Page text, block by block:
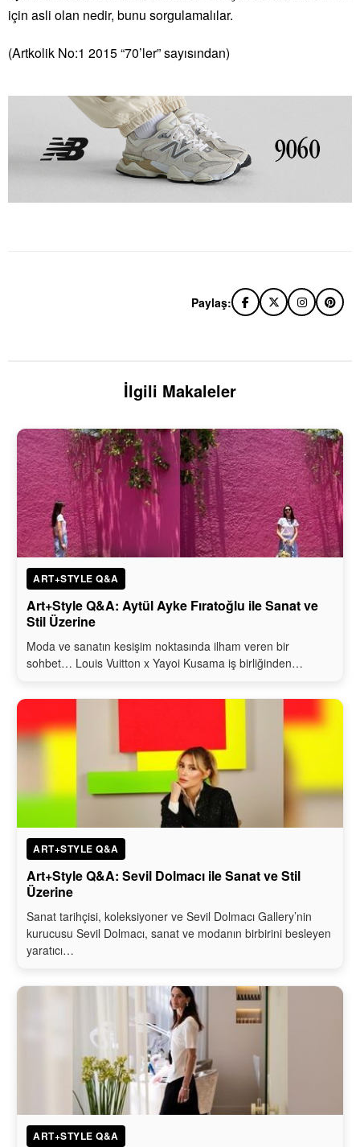
için asli olan nedir, bunu sorgulamalılar.
(Artkolik No:1 2015 “70’ler” sayısından)
Paylaş:
İlgili Makaleler
ART+STYLE Q&A
Art+Style Q&A: Aytül Ayke Fıratoğlu ile Sanat ve
Stil Üzerine
Moda ve sanatın kesişim noktasında ilham veren bir
sohbet… Louis Vuitton x Yayoi Kusama iş birliğinden…
ART+STYLE Q&A
Art+Style Q&A: Sevil Dolmacı ile Sanat ve Stil
Üzerine
Sanat tarihçisi, koleksiyoner ve Sevil Dolmacı Gallery’nin
kurucusu Sevil Dolmacı, sanat ve modanın birbirini besleyen
yaratıcı…
ART+STYLE Q&A